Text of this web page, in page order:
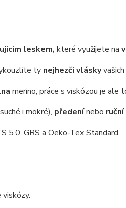
leskem, které využijete na
ty nejhezčí vláskyvašich
merino, práce s viskózou je ale
i mokré), předenínebo
5.0, GRS a Oeko-Tex Standard.
viskózy.